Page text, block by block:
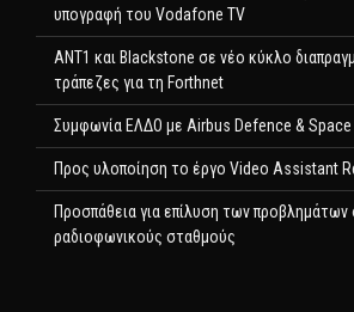
υπογραφή του Vodafone TV
ΑΝΤ1 και Blackstone σε νέο κύκλο
τράπεζες για τη Forthnet
Συμφωνία ΕΛΔΟ με Airbus Defence & Space
Προς υλοποίηση το έργο Video Assistant
Προσπάθεια για επίλυση των προβλημάτων
ραδιοφωνικούς σταθμούς